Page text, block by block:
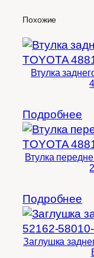
Похожие
Втулка
Подробнее
Втулка
Подробнее
Заглушка